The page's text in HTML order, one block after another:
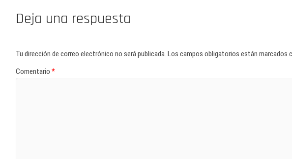
Deja una respuesta
Tu dirección de correo electrónico no será publicada. Los campos obligatorios están marcados
Comentario *